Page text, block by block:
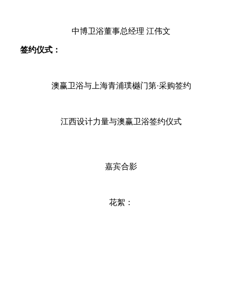
中博卫浴董事总经理 江伟文
签约仪式：
澳赢卫浴与上海青浦璞樾门第·采购签约
江西设计力量与澳赢卫浴签约仪式
嘉宾合影
花絮：